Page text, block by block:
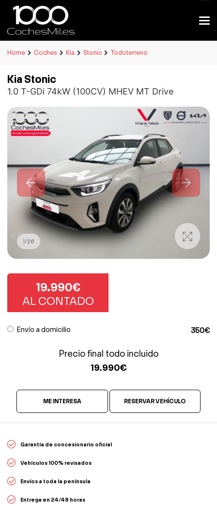
Home Coches Kia Stonic Todoterreno
Kia Stonic
1.0 T-GDi 74kW (100CV) MHEV MT Drive
1/26
19.990€
AL CONTADO
Envío a domicilio 350€
Precio final todo incluido
19.990€
ME INTERESA RESERVAR VEHÍCULO
Garantía de concesionario oficial
Vehículos 100% revisados
Envíos a toda la península
Entrega en 24/48 horas